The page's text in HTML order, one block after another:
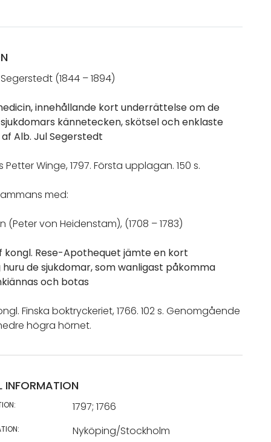
(1844 – 1894)
innehållande kort underrättelse om de
kännetecken, skötsel och enklaste
Alb. Jul Segerstedt
Petter Winge, 1797. Första upplagan. 150 s.
med:
(Peter von Heidenstam), (1708 – 1783)
kongl. Rese-Apothequet jämte en kort
huru de sjukdomar, som wanligast påkomma
och botas
Finska boktryckeriet, 1766. 102 s. Genomgående
högra hörnet.
INFORMATION
1797; 1766
Nyköping/Stockholm